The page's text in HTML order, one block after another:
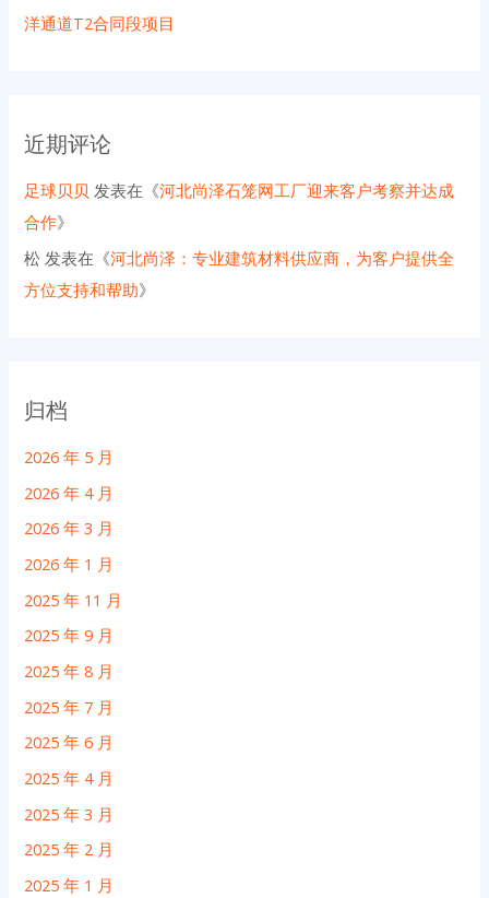
洋通道T2合同段项目
近期评论
足球贝贝 发表在《河北尚泽石笼网工厂迎来客户考察并达成
合作》
松 发表在《河北尚泽：专业建筑材料供应商，为客户提供全
方位支持和帮助》
归档
2026 年 5 月
2026 年 4 月
2026 年 3 月
2026 年 1 月
2025 年 11 月
2025 年 9 月
2025 年 8 月
2025 年 7 月
2025 年 6 月
2025 年 4 月
2025 年 3 月
2025 年 2 月
2025 年 1 月